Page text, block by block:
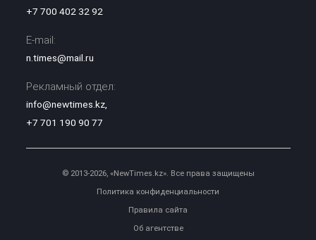
+7 700 402 32 92
E-mail:
n.times@mail.ru
Рекламный отдел:
info@newtimes.kz,
+7 701 190 90 77
© 2013-2026, «NewTimes.kz». Все права защищены
Политика конфиденциальности
Правила сайта
Об агентстве